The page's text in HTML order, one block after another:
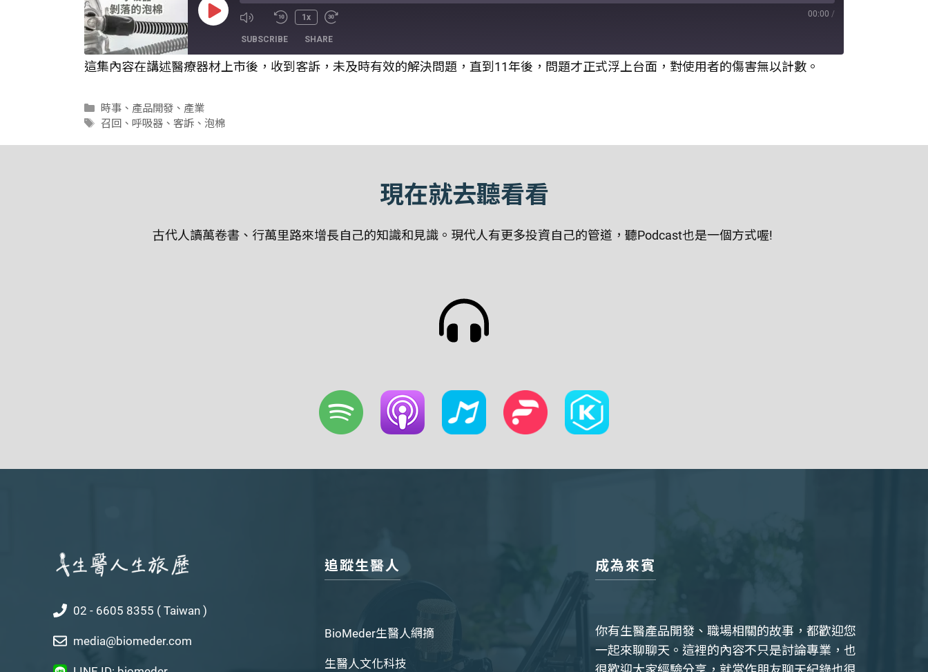
Play
Episode
1x 00:00 /
SUBSCRIBE SHARE
LINK
這集內容在講述醫療器材上市後，收到客訴，未及時有效的解決問題，直到11年後，問題才正式浮上台面，對使用者的傷害無以計數。
分
類
時事 、 產品開發 、 產業
標
召回 、呼吸器 、客訴 、泡棉
現在就去聽看看
古代人讀萬卷書、行萬里路來增長自己的知識和見識。現代人有更多投資自己的管道，聽Podcast也是一個方式喔!
02 - 6605 8355 ( Taiwan )
media@biomeder.com
追蹤生醫人
BioMeder生醫人網摘
生醫人文化科技
成為來賓
你有生醫產品開發、職場相關的故事，都歡迎您
一起來聊聊天。這裡的內容不只是討論專業，也